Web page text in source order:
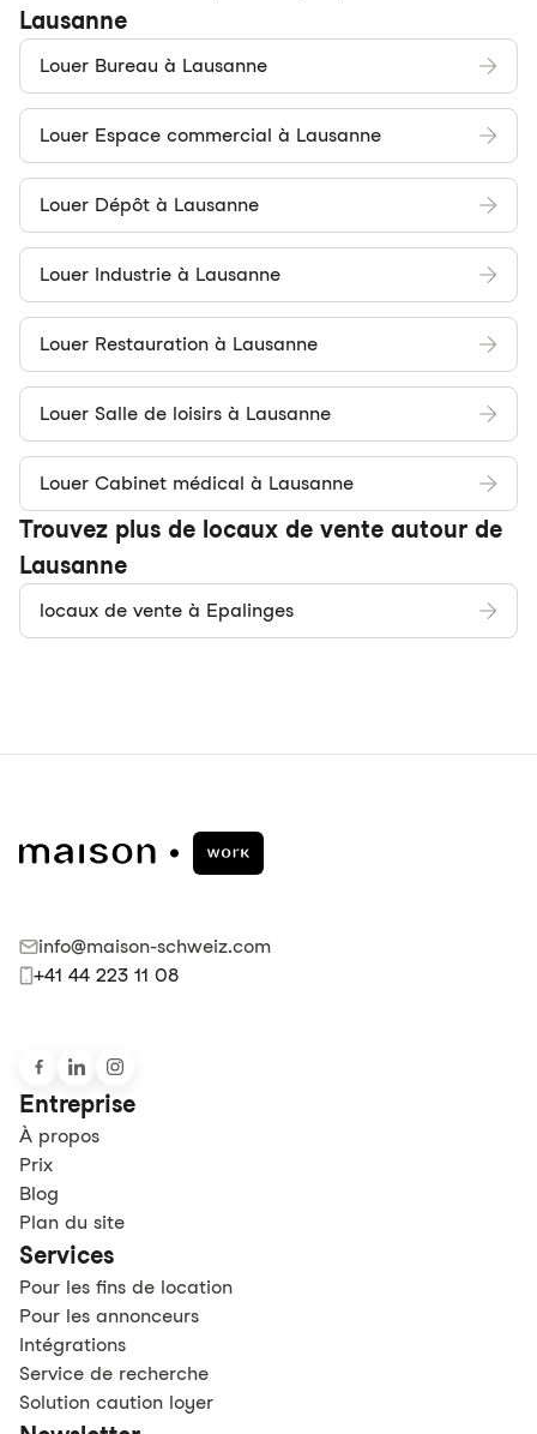
Lausanne
Louer Bureau à Lausanne
Louer Espace commercial à Lausanne
Louer Dépôt à Lausanne
Louer Industrie à Lausanne
Louer Restauration à Lausanne
Louer Salle de loisirs à Lausanne
Louer Cabinet médical à Lausanne
Trouvez plus de locaux de vente autour de
Lausanne
locaux de vente à Epalinges
info@maison-schweiz.com
+41 44 223 11 08
Entreprise
À propos
Prix
Blog
Plan du site
Services
Pour les fins de location
Pour les annonceurs
Intégrations
Service de recherche
Solution caution loyer